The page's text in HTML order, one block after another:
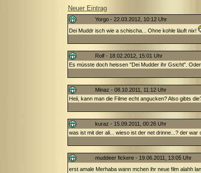
Neuer Eintrag
Yorgo - 22.03.2012, 10:12 Uhr
Dei Muddr isch wie a schischa... Ohne kohle läuft nix!
Rolf - 18.02.2012, 15:01 Uhr
Es müsste doch heissen "Dei Mudder ihr Gsicht".
Minaz - 08.10.2011, 11:12 Uhr
Heii, kann man die Filme echt angucken? Also gibts
kuraz - 15.09.2011, 00:26 Uhr
was ist mit der ali... wieso ist der net drinne...? der
muddeer fickere - 19.06.2011, 13:05 Uhr
erst amale Merhaba wann mchen ihr neue film alahh